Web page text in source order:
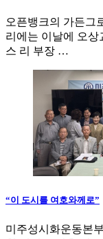
오픈뱅크의 가든그
리에는 이날에 오상
스 리 부장 …
“이 도시를 여호와께로”
미주성시화운동본